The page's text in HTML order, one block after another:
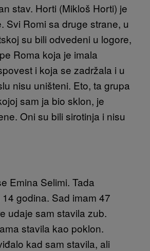
stav. Horti (Mikloš Horti) je
Svi Romi sa druge strane, u
su bili odvedeni u logore,
Roma koja je imala
povest i koja se zadržala i u
nisu uništeni. Eto, ta grupa
sam ja bio sklon, je
Oni su bili sirotinja i nisu
Emina Selimi. Tada
godina. Sad imam 47
udaje sam stavila zub.
stavila kao poklon.
kad sam stavila, ali